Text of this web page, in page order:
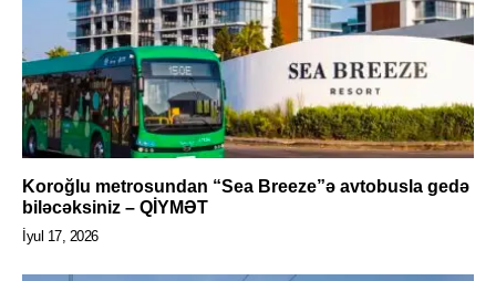
Koroğlu metrosundan “Sea Breeze”ə avtobusla gedə
biləcəksiniz – QİYMƏT
İyul 17, 2026